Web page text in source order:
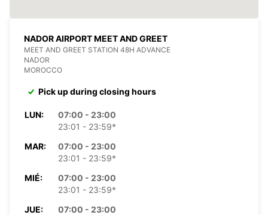
NADOR AIRPORT MEET AND GREET
MEET AND GREET STATION 48H ADVANCE
NADOR
MOROCCO
Pick up during closing hours
LUN:
07:00 - 23:00
23:01 - 23:59*
MAR:
07:00 - 23:00
23:01 - 23:59*
MIÉ:
07:00 - 23:00
23:01 - 23:59*
JUE:
07:00 - 23:00